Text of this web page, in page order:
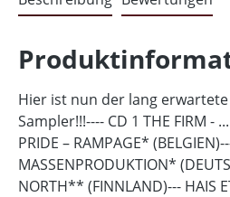
Hier ist nun der lang
Sampler!!!---- CD 1 THE FIRM -
PRIDE – RAMPAGE*
MASSENPRODUKTION*
NORTH** (FINNLAND)--- HAIS